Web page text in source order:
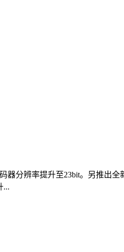
分辨率提升至23bit。另推出
...